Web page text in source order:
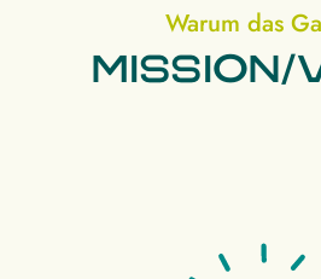
Warum das
Mission/